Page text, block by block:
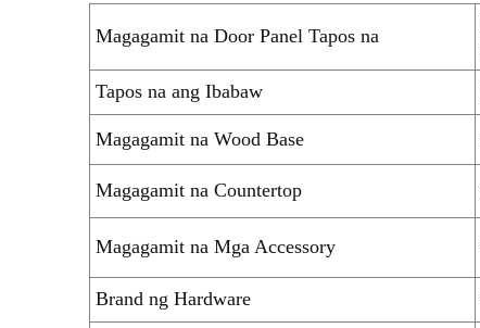
Magagamit na Door Panel Tapos na
Tapos na ang Ibabaw
Magagamit na Wood Base
Magagamit na Countertop
Magagamit na Mga Accessory
Brand ng Hardware